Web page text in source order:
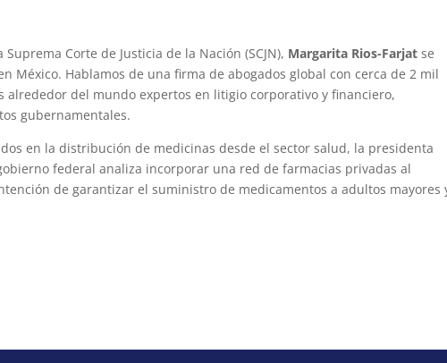
Corte de Justicia de la Nación (SCJN), Margarita Rios-Farjat se
México. Hablamos de una firma de abogados global con cerca de 2 mil
alrededor del mundo expertos en litigio corporativo y financiero,
gubernamentales.
en la distribución de medicinas desde el sector salud, la presidenta
federal analiza incorporar una red de farmacias privadas al
de garantizar el suministro de medicamentos a adultos mayores